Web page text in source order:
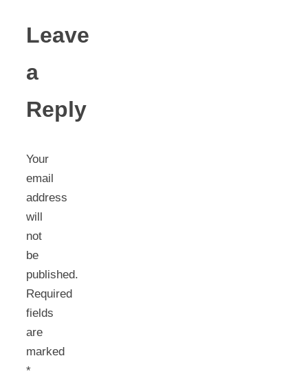
Leave
a
Reply
Your
email
address
will
not
be
published.
Required
fields
are
marked
*